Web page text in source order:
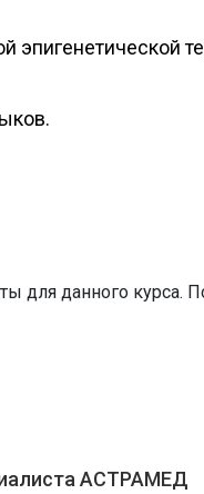
эпигенетической
для данного курса.
АСТРАМЕД